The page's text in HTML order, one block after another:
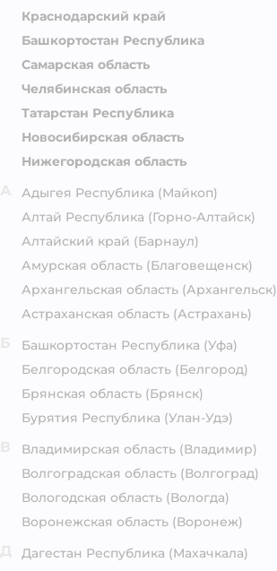
Краснодарский край
Башкортостан Республика
Самарская область
Челябинская область
Татарстан Республика
Новосибирская область
Нижегородская область
Адыгея Республика (Майкоп)
Алтай Республика (Горно-Алтайск)
Алтайский край (Барнаул)
Амурская область (Благовещенск)
Архангельская область (Архангельск)
Астраханская область (Астрахань)
Башкортостан Республика (Уфа)
Белгородская область (Белгород)
Брянская область (Брянск)
Бурятия Республика (Улан-Удэ)
Владимирская область (Владимир)
Волгоградская область (Волгоград)
Вологодская область (Вологда)
Воронежская область (Воронеж)
Дагестан Республика (Махачкала)